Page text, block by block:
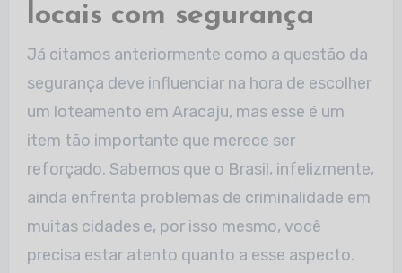
locais com segurança
Já citamos anteriormente como a questão da
segurança deve influenciar na hora de escolher
um loteamento em Aracaju, mas esse é um
item tão importante que merece ser
reforçado. Sabemos que o Brasil, infelizmente,
ainda enfrenta problemas de criminalidade em
muitas cidades e, por isso mesmo, você
precisa estar atento quanto a esse aspecto.